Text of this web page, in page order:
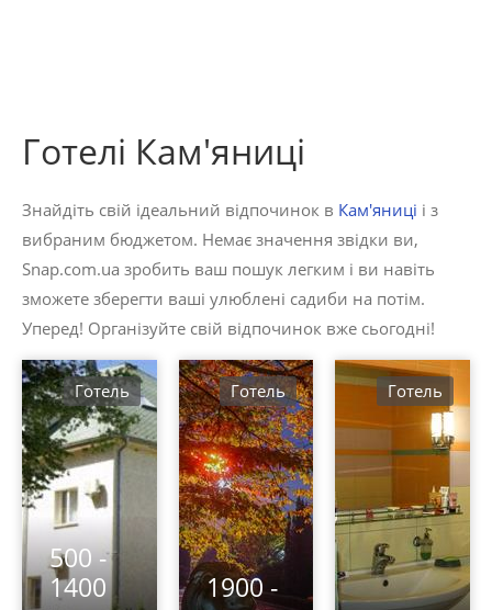
Готелі Кам'яниці
Знайдіть свій ідеальний відпочинок в Кам'яниці і з
вибраним бюджетом. Немає значення звідки ви,
Snap.com.ua зробить ваш пошук легким і ви навіть
зможете зберегти ваші улюблені садиби на потім.
Уперед! Організуйте свій відпочинок вже сьогодні!
500 -
1400
Готель
1900 -
Готель Готель